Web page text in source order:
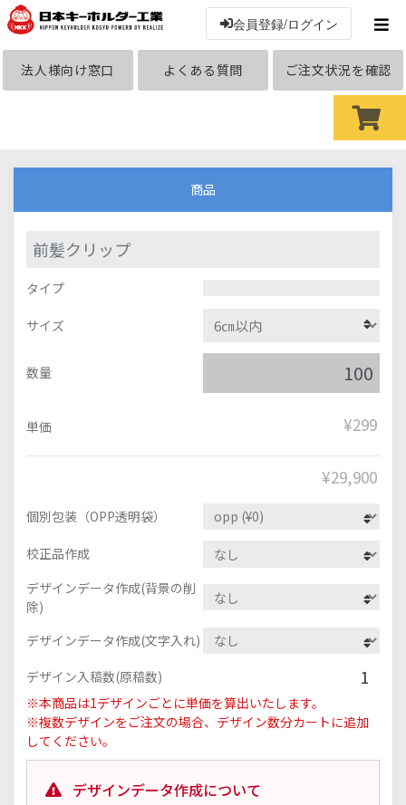
会員登録/ログイン
法人様向け窓口 よくある質問 ご注文状況を確認
商品
前髪クリップ
タイプ
サイズ
数量
単価 ¥299
¥29,900
個別包装（OPP透明袋）
校正品作成
デザインデータ作成(背景の削
除)
デザインデータ作成(文字入れ)
デザイン入稿数(原稿数) 1
※本商品は1デザインごとに単価を算出いたします。
※複数デザインをご注文の場合、デザイン数分カートに追加
してください。
デザインデータ作成について